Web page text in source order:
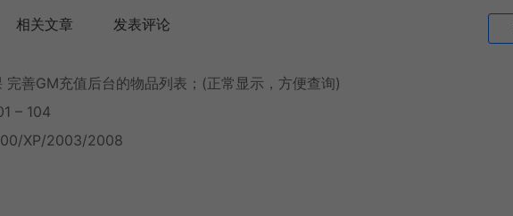
相关文章 发表评论
善GM充值后台的物品列表；(正常显示，方便查询)
– 104
XP/2003/2008